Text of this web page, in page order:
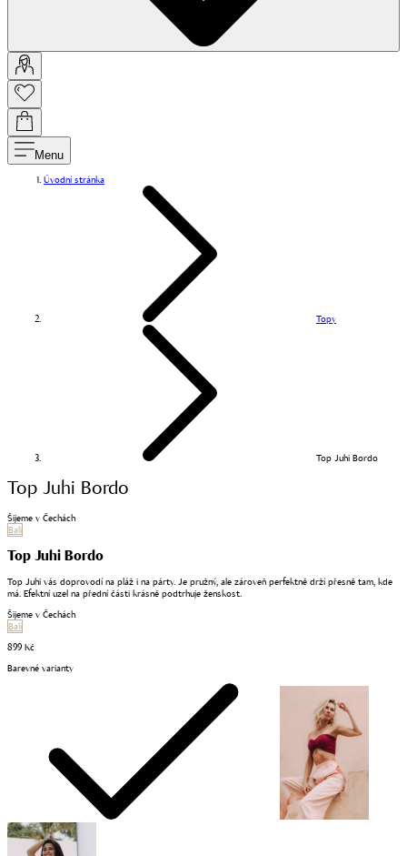
Menu
Úvodní stránka
Topy
Top Juhi Bordo
Top Juhi Bordo
Šijeme v Čechách
Bali
Top Juhi Bordo
Top Juhi vás doprovodí na pláž i na párty. Je pružný, ale zároveň perfektně drží přesně tam, kde
má. Efektní uzel na přední části krásně podtrhuje ženskost.
Šijeme v Čechách
Bali
899 Kč
Barevné varianty